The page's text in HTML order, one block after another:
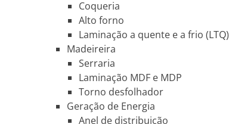
Coqueria
Alto forno
Laminação a quente e a frio (LTQ)
Madeireira
Serraria
Laminação MDF e MDP
Torno desfolhador
Geração de Energia
Anel de distribuição